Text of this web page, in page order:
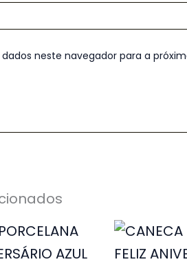
dados neste navegador para a